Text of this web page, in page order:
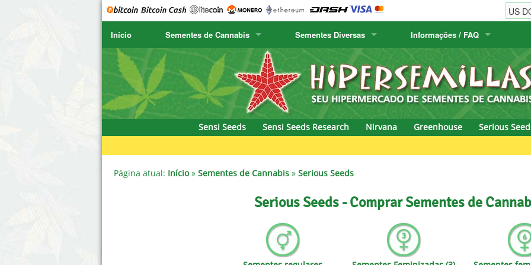
Início Sementes de Cannabis
SENSI SEEDS
SENSI SEEDS RESEARCH
NIRVANA
SERIOUS SEEDS
CBD Crew
Chronic & Caviar
Delicious Seeds
Dr. Underground Seeds
Dutch Passion
Empire Seeds
Exotic Seeds
Humboldt Seed Company
Humboldt Seeds
Hyp3rids
K.C. Brains
krauTHCollective
La Semilla Automatica
Positronics
Prana Medical
Pyramid Seeds
Royal Queen
Samsara Seeds
Sementes Diversas
Sementes Cactus
Flora Canaria
Informações / FAQ
Informações de ordem
Informações de envio
Sensi Seeds
Sensi Seeds Research Nirvana Greenhouse Serious
Página atual: Início» Sementes de Cannabis » Serious Seeds
Serious Seeds - Comprar Sementes de